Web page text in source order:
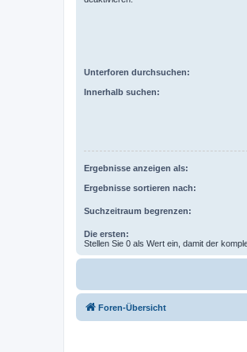
Unterforen durchsuchen:
Innerhalb suchen:
Ergebnisse anzeigen als:
Ergebnisse sortieren nach:
Suchzeitraum begrenzen:
Die ersten:
Stellen Sie 0 als Wert ein, damit der
Foren-Übersicht